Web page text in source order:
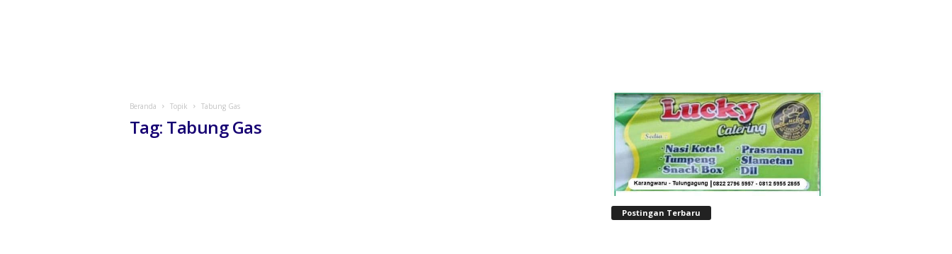
Beranda Topik Tabung Gas
Tag: Tabung Gas
Postingan Terbaru